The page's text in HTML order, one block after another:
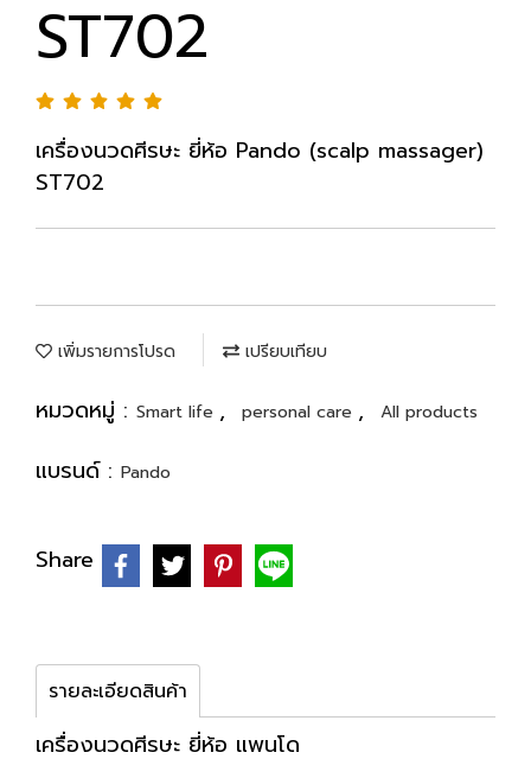
ST702
เครื่องนวดศีรษะ ยี่ห้อ Pando (scalp massager)
ST702
เพิ่มรายการโปรด เปรียบเทียบ
หมวดหมู่ : Smart life , personal care , All products
แบรนด์ : Pando
Share
รายละเอียดสินค้า
เครื่องนวดศีรษะ ยี่ห้อ แพนโด